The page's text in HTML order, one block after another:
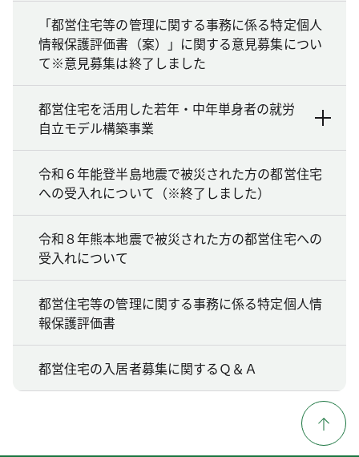
「都営住宅等の管理に関する事務に係る特定個人
情報保護評価書（案）」に関する意見募集につい
て※意見募集は終了しました
都営住宅を活用した若年・中年単身者の就労
自立モデル構築事業
令和６年能登半島地震で被災された方の都営住宅
への受入れについて（※終了しました）
令和８年熊本地震で被災された方の都営住宅への
受入れについて
都営住宅等の管理に関する事務に係る特定個人情
報保護評価書
都営住宅の入居者募集に関するＱ＆Ａ